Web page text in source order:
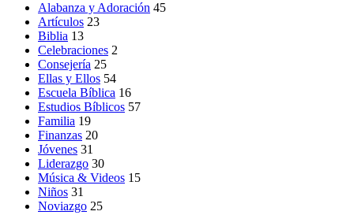
Alabanza y Adoración 45
Artículos 23
Biblia 13
Celebraciones 2
Consejería 25
Ellas y Ellos 54
Escuela Bíblica 16
Estudios Bíblicos 57
Familia 19
Finanzas 20
Jóvenes 31
Liderazgo 30
Música & Videos 15
Niños 31
Noviazgo 25